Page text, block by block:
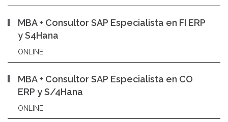
MBA + Consultor SAP Especialista en FI ERP
y S4Hana
ONLINE
MBA + Consultor SAP Especialista en CO
ERP y S/4Hana
ONLINE